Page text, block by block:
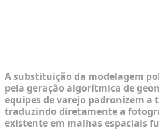
A substituição da modelagem
pela geração algorítmica de
equipes de varejo padronizem a
traduzindo diretamente a
existente em malhas espaciais